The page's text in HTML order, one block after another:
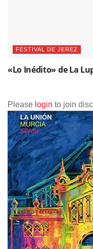
FESTIVAL DE JEREZ
«Lo Inédito» de La
Please login to join